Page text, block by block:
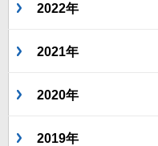
2022年
2021年
2020年
2019年